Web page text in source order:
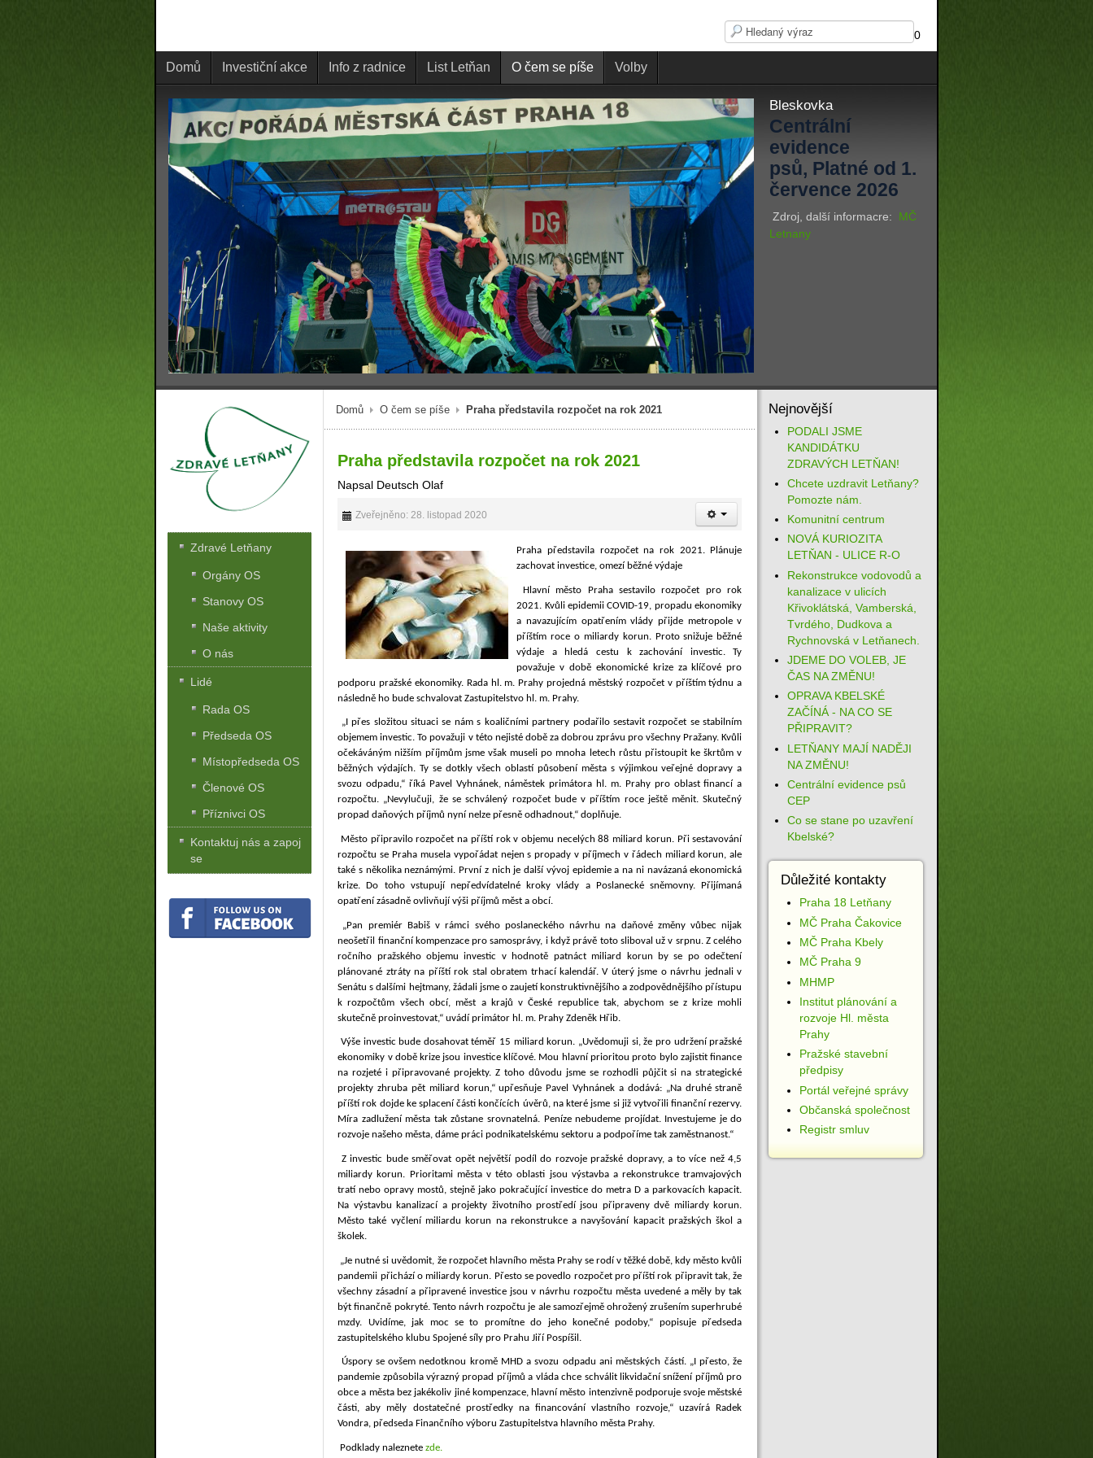
0
Domů Investiční akce Info z radnice List Letňan O čem se píše Volby
Bleskovka
Centrální
evidence
psů, Platné od 1.
července 2026
Zdroj, další informacre: MČ
Letnany
Domů O čem se píše Praha představila rozpočet na rok 2021
Praha představila rozpočet na rok 2021
Napsal Deutsch Olaf
Zveřejněno: 28. listopad 2020
Praha představila rozpočet na rok 2021. Plánuje
zachovat investice, omezí běžné výdaje
Hlavní město Praha sestavilo rozpočet pro rok
2021. Kvůli epidemii COVID-19, propadu ekonomiky
a navazujícím opatřením vlády přijde metropole v
příštím roce o miliardy korun. Proto snižuje běžné
výdaje a hledá cestu k zachování investic. Ty
považuje v době ekonomické krize za klíčové pro
podporu pražské ekonomiky. Rada hl. m. Prahy projedná městský rozpočet v příštím týdnu a
následně ho bude schvalovat Zastupitelstvo hl. m. Prahy.
„I přes složitou situaci se nám s koaličními partnery podařilo sestavit rozpočet se stabilním
objemem investic. To považuji v této nejisté době za dobrou zprávu pro všechny Pražany. Kvůli
očekáváným nižším příjmům jsme však museli po mnoha letech růstu přistoupit ke škrtům v
běžných výdajích. Ty se dotkly všech oblastí působení města s výjimkou veřejné dopravy a
svozu odpadu,“ říká Pavel Vyhnánek, náměstek primátora hl. m. Prahy pro oblast financí a
rozpočtu. „Nevylučuji, že se schválený rozpočet bude v příštím roce ještě měnit. Skutečný
propad daňových příjmů nyní nelze přesně odhadnout,“ doplňuje.
Město připravilo rozpočet na příští rok v objemu necelých 88 miliard korun. Při sestavování
rozpočtu se Praha musela vypořádat nejen s propady v příjmech v řádech miliard korun, ale
také s několika neznámými. První z nich je další vývoj epidemie a na ni navázaná ekonomická
krize. Do toho vstupují nepředvídatelné kroky vlády a Poslanecké sněmovny. Přijímaná
opatření zásadně ovlivňují výši příjmů měst a obcí.
„Pan premiér Babiš v rámci svého poslaneckého návrhu na daňové změny vůbec nijak
neošetřil finanční kompenzace pro samosprávy, i když právě toto sliboval už v srpnu. Z celého
ročního pražského objemu investic v hodnotě patnáct miliard korun by se po odečtení
plánované ztráty na příští rok stal obratem trhací kalendář. V úterý jsme o návrhu jednali v
Senátu s dalšími hejtmany, žádali jsme o zaujetí konstruktivnějšího a zodpovědnějšího přístupu
k rozpočtům všech obcí, měst a krajů v České republice tak, abychom se z krize mohli
skutečně proinvestovat,“ uvádí primátor hl. m. Prahy Zdeněk Hřib.
Výše investic bude dosahovat téměř 15 miliard korun. „Uvědomuji si, že pro udržení pražské
ekonomiky v době krize jsou investice klíčové. Mou hlavní prioritou proto bylo zajistit finance
na rozjeté i připravované projekty. Z toho důvodu jsme se rozhodli půjčit si na strategické
projekty zhruba pět miliard korun,“ upřesňuje Pavel Vyhnánek a dodává: „Na druhé straně
příští rok dojde ke splacení části končících úvěrů, na které jsme si již vytvořili finanční rezervy.
Míra zadlužení města tak zůstane srovnatelná. Peníze nebudeme projídat. Investujeme je do
rozvoje našeho města, dáme práci podnikatelskému sektoru a podpoříme tak zaměstnanost.“
Z investic bude směřovat opět největší podíl do rozvoje pražské dopravy, a to více než 4,5
miliardy korun. Prioritami města v této oblasti jsou výstavba a rekonstrukce tramvajových
tratí nebo opravy mostů, stejně jako pokračující investice do metra D a parkovacích kapacit.
Na výstavbu kanalizací a projekty životního prostředí jsou připraveny dvě miliardy korun.
Město také vyčlení miliardu korun na rekonstrukce a navyšování kapacit pražských škol a
školek.
„Je nutné si uvědomit, že rozpočet hlavního města Prahy se rodí v těžké době, kdy město kvůli
pandemii přichází o miliardy korun. Přesto se povedlo rozpočet pro příští rok připravit tak, že
všechny zásadní a připravené investice jsou v návrhu rozpočtu města uvedené a měly by tak
být finančně pokryté. Tento návrh rozpočtu je ale samozřejmě ohrožený zrušením superhrubé
mzdy. Uvidíme, jak moc se to promítne do jeho konečné podoby,“ popisuje předseda
zastupitelského klubu Spojené síly pro Prahu Jiří Pospíšil.
Úspory se ovšem nedotknou kromě MHD a svozu odpadu ani městských částí. „I přesto, že
pandemie způsobila výrazný propad příjmů a vláda chce schválit likvidační snížení příjmů pro
obce a města bez jakékoliv jiné kompenzace, hlavní město intenzivně podporuje svoje městské
části, aby měly dostatečné prostředky na financování vlastního rozvoje,“ uzavírá Radek
Vondra, předseda Finančního výboru Zastupitelstva hlavního města Prahy.
Podklady naleznetezde.
Zdravé Letňany
Orgány OS
Stanovy OS
Naše aktivity
O nás
Lidé
Rada OS
Předseda OS
Místopředseda OS
Členové OS
Příznivci OS
Kontaktuj nás a zapoj
se
Nejnovější
PODALI JSME
KANDIDÁTKU
ZDRAVÝCH LETŇAN!
Chcete uzdravit Letňany?
Pomozte nám.
Komunitní centrum
NOVÁ KURIOZITA
LETŇAN - ULICE R-O
Rekonstrukce vodovodů a
kanalizace v ulicích
Křivoklátská, Vamberská,
Tvrdého, Dudkova a
Rychnovská v Letňanech.
JDEME DO VOLEB, JE
ČAS NA ZMĚNU!
OPRAVA KBELSKÉ
ZAČÍNÁ - NA CO SE
PŘIPRAVIT?
LETŇANY MAJÍ NADĚJI
NA ZMĚNU!
Centrální evidence psů
CEP
Co se stane po uzavření
Kbelské?
Důležité kontakty
Praha 18 Letňany
MČ Praha Čakovice
MČ Praha Kbely
MČ Praha 9
MHMP
Institut plánování a
rozvoje Hl. města
Prahy
Pražské stavební
předpisy
Portál veřejné správy
Občanská společnost
Registr smluv